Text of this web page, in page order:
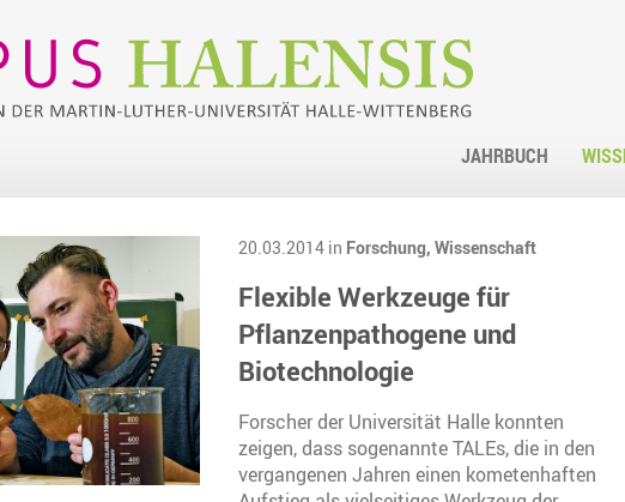
JAHRBUCH
20.03.2014 in Forschung, Wissenschaft
Flexible Werkzeuge für
Pflanzenpathogene und
Biotechnologie
Forscher der Universität Halle konnten
zeigen, dass sogenannte TALEs, die in den
vergangenen Jahren einen kometenhaften